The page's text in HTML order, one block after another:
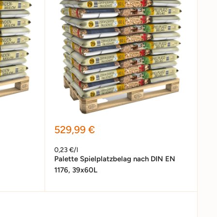
Sonderpreis
529,99 €
0,23 €/l
Palette Spielplatzbelag nach DIN EN
1176, 39x60L